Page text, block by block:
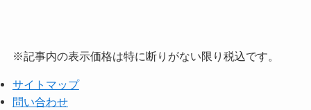
※記事内の表示価格は特に断りがない限り税込です。
サイトマップ
問い合わせ